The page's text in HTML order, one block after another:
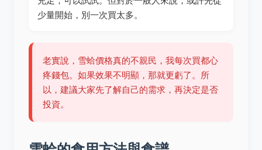
少量開始，別一次買太多。
老實說，雪蛤價格真的不親民，我每次買都心
疼錢包。如果效果不明顯，那就更虧了。所
以，建議大家先了解自己的需求，再決定是否
投資。